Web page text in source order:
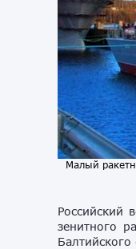
Малый
Российский
зенитного